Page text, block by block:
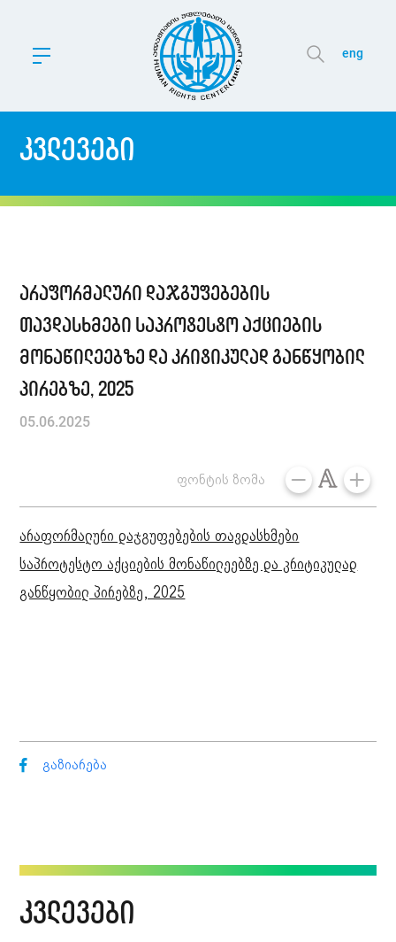
eng
კვლევები
არაფორმალური დაჯგუფებების
თავდასხმები საპროტესტო აქციების
მონაწილეებზე და კრიტიკულად განწყობილ
პირებზე, 2025
05.06.2025
ფონტის ზომა
არაფორმალური დაჯგუფებების თავდასხმები
საპროტესტო აქციების მონაწილეებზე და კრიტიკულად
განწყობილ პირებზე, 2025
გაზიარება
კვლევები